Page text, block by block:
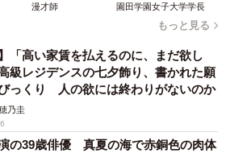
漫才師 園田学園女子大学学長
もっと見る
】「高い家賃を払えるのに、まだ欲し
級レジデンスの七夕飾り、書かれた願
っくり 人の欲には終わりがないのか
乃圭
の39歳俳優 真夏の海で赤銅色の肉体